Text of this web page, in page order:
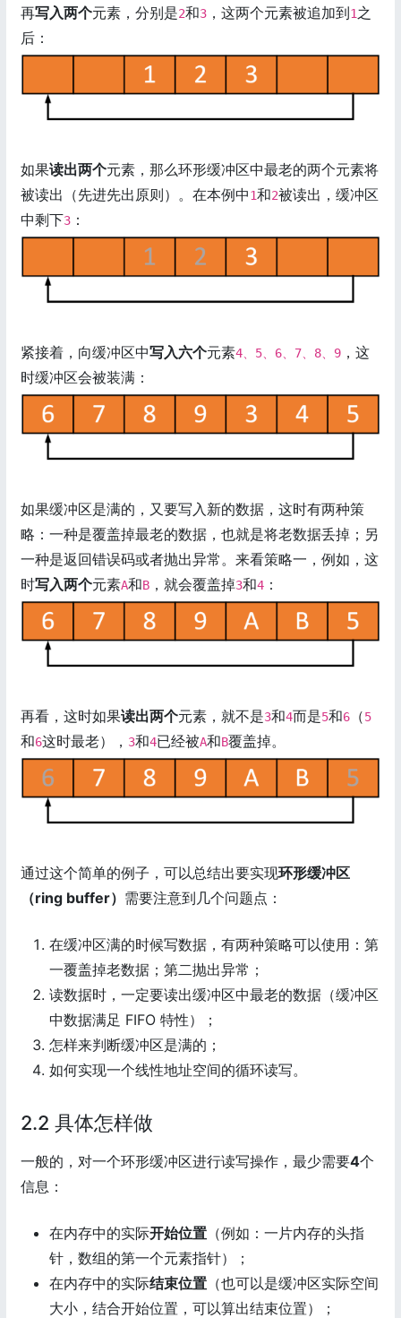
再写入两个元素，分别是2和3 ，这两个元素被追加到1之
后：
如果读出两个元素，那么环形缓冲区中最老的两个元素将
被读出（先进先出原则）。在本例中1和2被读出，缓冲区
中剩下3 ：
紧接着，向缓冲区中写入六个元素4、5、6、7、8、9 ，这
时缓冲区会被装满：
如果缓冲区是满的，又要写入新的数据，这时有两种策
略：一种是覆盖掉最老的数据，也就是将老数据丢掉；另
一种是返回错误码或者抛出异常。来看策略一，例如，这
时写入两个元素A和B ，就会覆盖掉3和4 ：
再看，这时如果读出两个元素，就不是3和4而是5和6 （5
和6这时最老）， 3和4已经被A和B覆盖掉。
通过这个简单的例子，可以总结出要实现环形缓冲区
（ring buffer） 需要注意到几个问题点：
在缓冲区满的时候写数据，有两种策略可以使用：第
一覆盖掉老数据；第二抛出异常；
读数据时，一定要读出缓冲区中最老的数据（缓冲区
中数据满足 FIFO 特性）；
怎样来判断缓冲区是满的；
如何实现一个线性地址空间的循环读写。
2.2 具体怎样做
一般的，对一个环形缓冲区进行读写操作，最少需要4个
信息：
在内存中的实际开始位置 （例如：一片内存的头指
针，数组的第一个元素指针）；
在内存中的实际结束位置 （也可以是缓冲区实际空间
大小，结合开始位置，可以算出结束位置）；